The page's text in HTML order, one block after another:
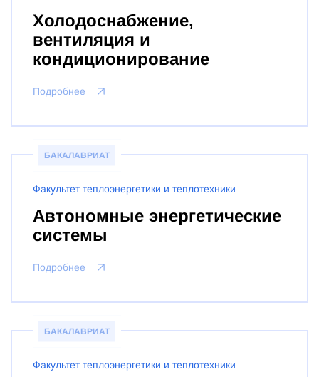
Холодоснабжение,
вентиляция и
кондиционирование
Подробнее
БАКАЛАВРИАТ
Факультет теплоэнергетики и теплотехники
Автономные энергетические
системы
Подробнее
БАКАЛАВРИАТ
Факультет теплоэнергетики и теплотехники